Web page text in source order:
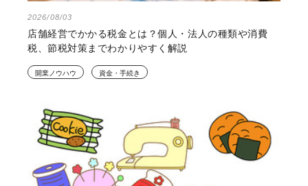
2026/08/03
店舗経営でかかる税金とは？個人・法人の種類や消費
税、節税対策までわかりやすく解説
開業ノウハウ 資金・手続き